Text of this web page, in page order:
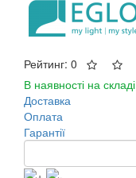
Рейтинг: 0
В наявності на складі
Доставка
Оплата
Гарантії